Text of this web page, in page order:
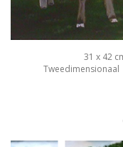
31 x 42